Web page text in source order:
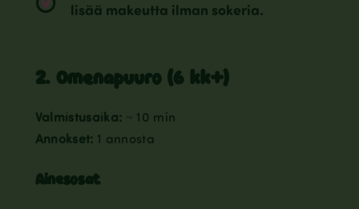
lisää makeutta ilman sokeria.
2. Omenapuuro (6 kk+)
Valmistusaika: ~ 10 min
Annokset: 1 annosta
Ainesosat